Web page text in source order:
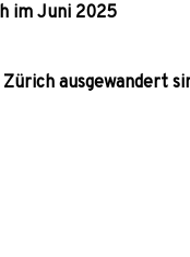
im Juni 2025
ausgewandert